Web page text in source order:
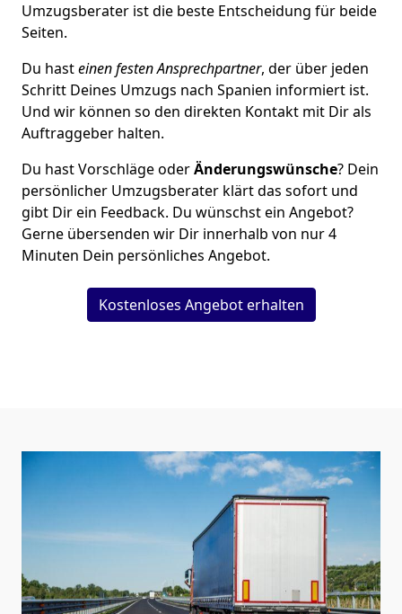
Umzugsberater ist die beste Entscheidung für beide
Seiten.
Du hasteinen festen Ansprechpartner, der über jeden
Schritt Deines Umzugs nach Spanien informiert ist.
Und wir können so den direkten Kontakt mit Dir als
Auftraggeber halten.
Du hast Vorschläge oderÄnderungswünsche? Dein
persönlicher Umzugsberater klärt das sofort und
gibt Dir ein Feedback. Du wünschst ein Angebot?
Gerne übersenden wir Dir innerhalb von nur4
Minuten Dein persönliches Angebot.
Kostenloses Angebot erhalten